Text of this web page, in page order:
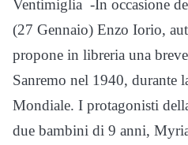
Ventimiglia -In occasione
(27 Gennaio) Enzo Iorio,
propone in libreria una
Sanremo nel 1940, durante
Mondiale. I protagonisti
due bambini di 9 anni,